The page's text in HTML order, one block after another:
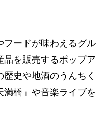
ードが味わえるグル
品を販売するポップア
史や地酒のうんちく
橋」や音楽ライブを